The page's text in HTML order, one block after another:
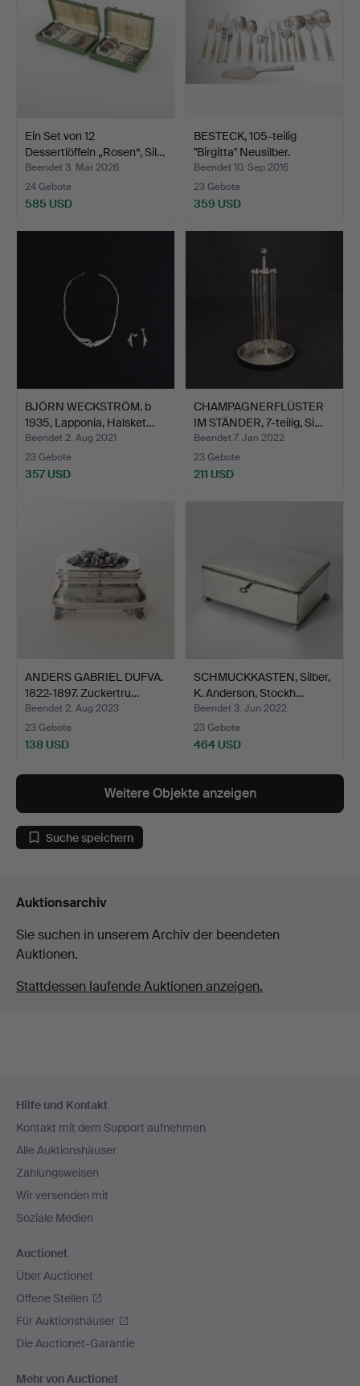
Ein Set von 12
Dessertlöffeln „Rosen“, Sil…
Beendet 3. Mär 2026
24 Gebote
585 USD
BESTECK, 105-teilig
"Birgitta" Neusilber.
Beendet 10. Sep 2016
23 Gebote
359 USD
BJÖRN WECKSTRÖM. b
1935, Lapponia, Halsket…
Beendet 2. Aug 2021
23 Gebote
357 USD
CHAMPAGNERFLÜSTER
IM STÄNDER, 7-teilig, Si…
Beendet 7. Jan 2022
23 Gebote
211 USD
ANDERS GABRIEL DUFVA.
1822-1897. Zuckertru…
Beendet 2. Aug 2023
23 Gebote
138 USD
SCHMUCKKASTEN, Silber,
K. Anderson, Stockh…
Beendet 3. Jun 2022
23 Gebote
464 USD
Weitere Objekte anzeigen
Suche speichern
Auktionsarchiv
Sie suchen in unserem Archiv der beendeten
Auktionen.
Stattdessen laufende Auktionen anzeigen.
Navigation
Hilfe und Kontakt
Kontakt mit dem Support aufnehmen
Alle Auktionshäuser
Zahlungsweisen
Wir versenden mit
Soziale Medien
Auctionet
Über Auctionet
Offene Stellen
Für Auktionshäuser
Die Auctionet-Garantie
Mehr von Auctionet